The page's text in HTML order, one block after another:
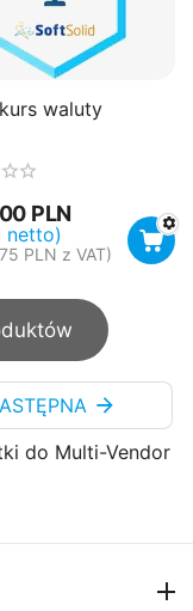
do Multi-Vendor
waluty
PLN
netto)
PLN z VAT)